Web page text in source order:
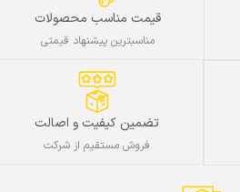
قیمت مناسب محصولات
مناسبترین پیشنهاد قیمتی
تضمین کیفیت و اصالت
فروش مستقیم از شرکت